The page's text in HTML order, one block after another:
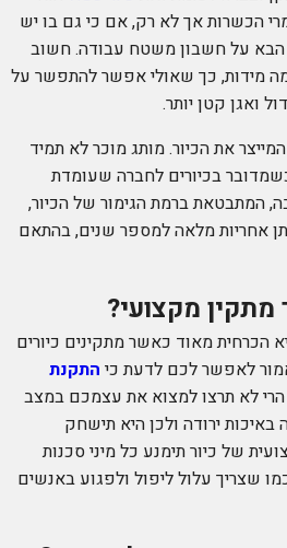
הכשרות אך לא רק, אם כי גם בו יש
הבא על חשבון משטח עבודה. חשוב
מידות, כך שאולי אפשר להתפשר על
ואגן קטן יותר.
את הכיור. מותג מוכר לא תמיד
בכיורים לחברה שעומדת
המתבטאת ברמת הגימור של הכיור,
אחריות מלאה למספר שנים, בהתאם
מקצועי?
הכרחית מאוד כאשר מתקינים כיורים
לאפשר לכם לדעת כי התקנת
לא תרצו למצוא את עצמכם במצב
ירודה ולכן היא תישחק
של כיור תימנע כל מיני סכנות
שצריך עלול ליפול ולפגוע באנשים